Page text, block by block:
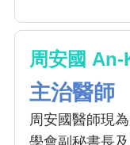
周安國
主治醫師
周安國醫師現